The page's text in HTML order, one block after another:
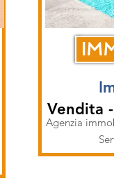
Vendita
Agenzia